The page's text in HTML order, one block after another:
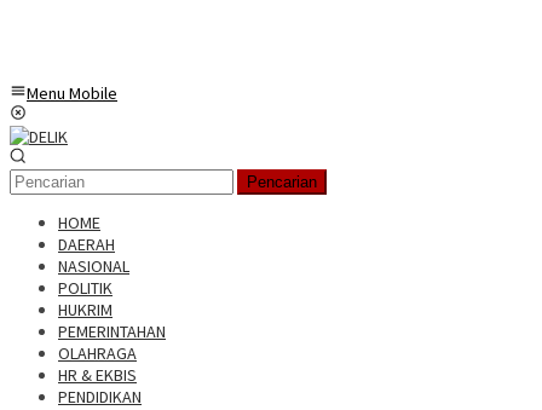
Menu Mobile
Pencarian
HOME
DAERAH
NASIONAL
POLITIK
HUKRIM
PEMERINTAHAN
OLAHRAGA
HR & EKBIS
PENDIDIKAN